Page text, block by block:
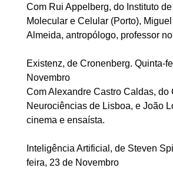
Com Rui Appelberg, do Instituto
Molecular e Celular (Porto),
Almeida, antropólogo, professor
Existenz, de Cronenberg. Quinta-
Novembro
Com Alexandre Castro Caldas, do
Neurociências de Lisboa, e João
cinema e ensaísta.
Inteligência Artificial, de Steven
feira, 23 de Novembro